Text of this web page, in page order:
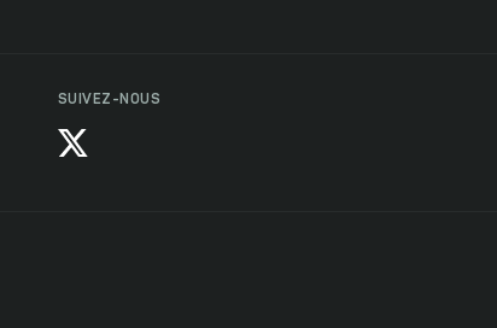
SUIVEZ-NOUS